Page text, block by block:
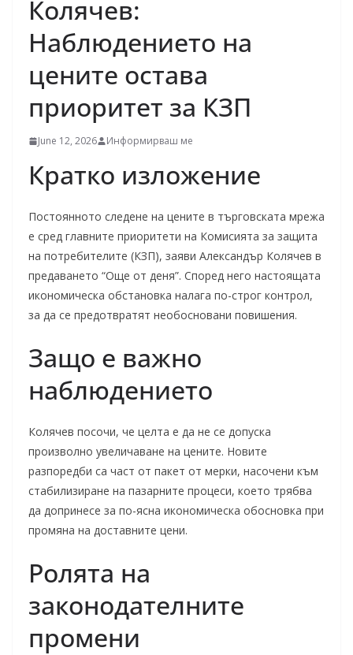
Колячев:
Наблюдението на
цените остава
приоритет за КЗП
June 12, 2026 Информирваш ме
Кратко изложение
Постоянното следене на цените в търговската мрежа
е сред главните приоритети на Комисията за защита
на потребителите (КЗП), заяви Александър Колячев в
предаването “Още от деня”. Според него настоящата
икономическа обстановка налага по-строг контрол,
за да се предотвратят необосновани повишения.
Защо е важно
наблюдението
Колячев посочи, че целта е да не се допуска
произволно увеличаване на цените. Новите
разпоредби са част от пакет от мерки, насочени към
стабилизиране на пазарните процеси, което трябва
да допринесе за по-ясна икономическа обосновка при
промяна на доставните цени.
Ролята на
законодателните
промени